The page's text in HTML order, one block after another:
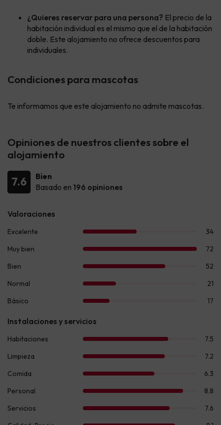
¿Quieres reservar para una persona? El precio de la
habitación individual es el mismo que el de la habitación
doble. Este alojamiento no ofrece descuentos para
individuales.
Condiciones para mascotas
Te informamos que este alojamiento no admite mascotas.
Opiniones de nuestros clientes sobre el
alojamiento
7.6
Bien
Basado en 196 opiniones